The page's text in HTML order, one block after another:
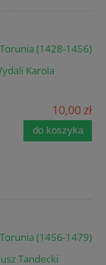
(1428-1456)
Karola
10,00 zł
do koszyka
(1456-1479)
Tandecki